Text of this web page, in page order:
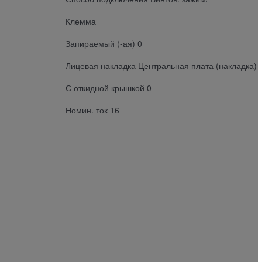
Клемма
Запираемый (-ая) 0
Лицевая накладка Центральная плата (накладка)
С откидной крышкой 0
Номин. ток 16